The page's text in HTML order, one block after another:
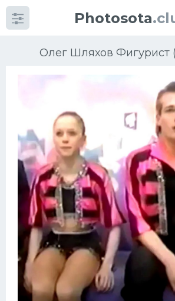
Photosota
Олег Шляхов Фигурист
КатегорииФото
Еще картинки...
Футбол
Баскетбол
Хоккей
Велогонки
Конькобежный спорт